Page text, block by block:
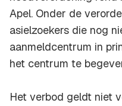
Apel. Onder de
asielzoekers die nog
aanmeldcentrum in
het centrum te
Het verbod geldt niet